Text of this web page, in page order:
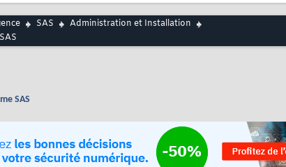
SAS
Administration et Installation
SAS